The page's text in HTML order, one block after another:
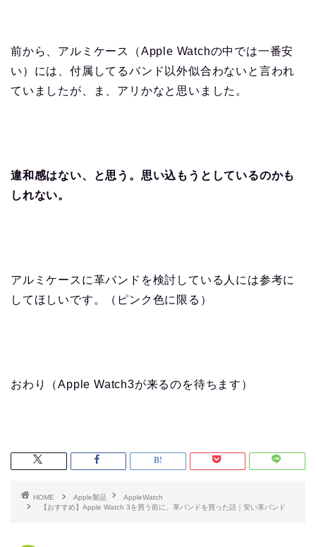
前から、アルミケース（Apple Watchの中では一番安
い）には、付属してるバンド以外似合わないと言われ
ていましたが、ま、アリかなと思いました。
違和感はない、と思う。思い込もうとしているのかも
しれない。
アルミケースに革バンドを検討している人には参考に
してほしいです。（ピンク色に限る）
おわり（Apple Watch3が来るのを待ちます）
HOME Apple製品
AppleWatch
【おすすめ】Apple Watch 3を買う前に、革バンドを買った話｜安い革バンド